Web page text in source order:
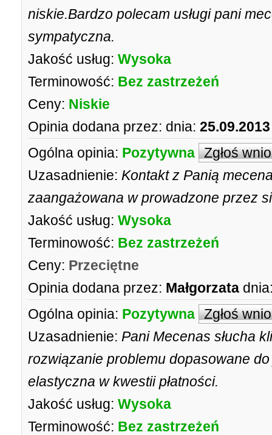
niskie.Bardzo polecam usługi pani
sympatyczna.
Jakość usług: Wysoka
Terminowość: Bez zastrzeżeń
Ceny: Niskie
Opinia dodana przez: dnia:
Ogólna opinia: Pozytywna Zgłoś
Uzasadnienie: Kontakt z Panią
zaangażowana w prowadzone przez
Jakość usług: Wysoka
Terminowość: Bez zastrzeżeń
Ceny: Przeciętne
Opinia dodana przez: Małgorzata
Ogólna opinia: Pozytywna Zgłoś
Uzasadnienie: Pani Mecenas słucha
rozwiązanie problemu dopasowane
elastyczna w kwestii płatności.
Jakość usług: Wysoka
Terminowość: Bez zastrzeżeń